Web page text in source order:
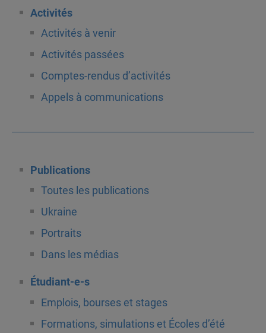
Activités
Activités à venir
Activités passées
Comptes-rendus d’activités
Appels à communications
Publications
Toutes les publications
Ukraine
Portraits
Dans les médias
Étudiant-e-s
Emplois, bourses et stages
Formations, simulations et Écoles d’été